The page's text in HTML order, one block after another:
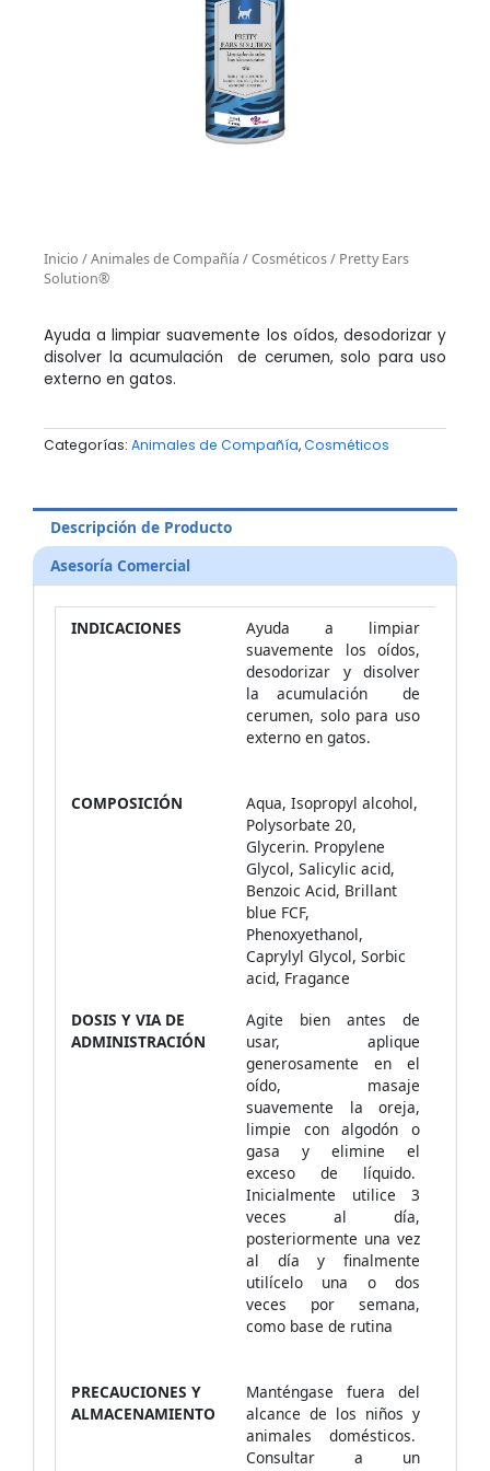
Inicio /Animales de Compañía /Cosméticos/ Pretty Ears
Solution®
Ayuda a limpiar suavemente los oídos, desodorizar y
disolver la acumulación de cerumen, solo para uso
externo en gatos.
Categorías: Animales de Compañía,Cosméticos
Descripción de Producto
Asesoría Comercial
INDICACIONES
Ayuda a limpiar
suavemente los oídos,
desodorizar y disolver
la acumulación de
cerumen, solo para uso
externo en gatos.
COMPOSICIÓN
Aqua, Isopropyl alcohol,
Polysorbate 20,
Glycerin. Propylene
Glycol, Salicylic acid,
Benzoic Acid, Brillant
blue FCF,
Phenoxyethanol,
Caprylyl Glycol, Sorbic
acid, Fragance
DOSIS Y VIA DE
ADMINISTRACIÓN
Agite bien antes de
usar, aplique
generosamente en el
oído, masaje
suavemente la oreja,
limpie con algodón o
gasa y elimine el
exceso de líquido.
Inicialmente utilice 3
veces al día,
posteriormente una vez
al día y finalmente
utilícelo una o dos
veces por semana,
como base de rutina
PRECAUCIONES Y
ALMACENAMIENTO
Manténgase fuera del
alcance de los niños y
animales domésticos.
Consultar a un